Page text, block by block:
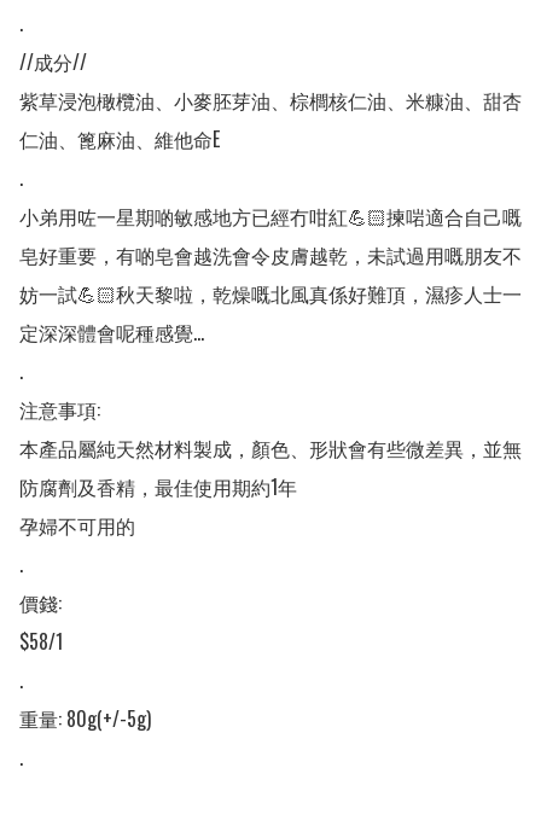
.
//成分//
紫草浸泡橄欖油、小麥胚芽油、棕櫚核仁油、米糠油、甜杏
仁油、篦麻油、維他命E
.
小弟用咗一星期啲敏感地方已經冇咁紅💪🏻揀啱適合自己嘅
皂好重要，有啲皂會越洗會令皮膚越乾，未試過用嘅朋友不
妨一試💪🏻秋天黎啦，乾燥嘅北風真係好難頂，濕疹人士一
定深深體會呢種感覺...
.
注意事項:
本產品屬純天然材料製成，顏色、形狀會有些微差異，並無
防腐劑及香精，最佳使用期約1年
孕婦不可用的
.
價錢:
$58/1
.
重量: 80g(+/-5g)
.